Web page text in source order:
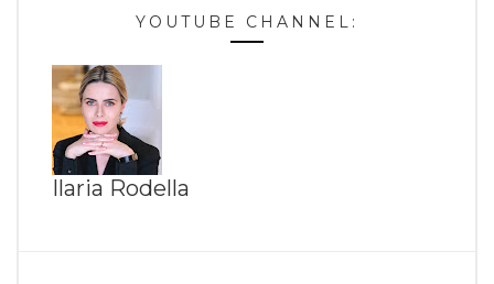
YOUTUBE CHANNEL:
Ilaria Rodella